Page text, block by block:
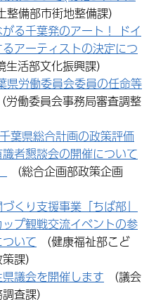
整備部市街地整備課）
る千葉発のアート！ ドイ
アーティストの決定につ
生活部文化振興課）
県労働委員会委員の任命等
（労働委員会事務局審査調整
葉県総合計画の政策評価
者懇談会の開催について
（総合企画部政策企画
くり支援事業「ちば部」
プ観戦交流イベントの参
いて （健康福祉部こど
課）
議会を開催します （議会
査課）